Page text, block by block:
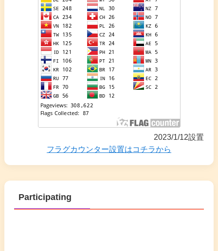
2023/1/12設置
フラグカウンター設置はコチラから
Participating